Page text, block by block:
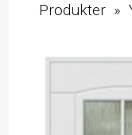
Produkter »